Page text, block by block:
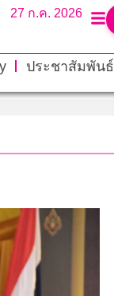
27 ก.ค. 2026
ประชาสัมพันธ์